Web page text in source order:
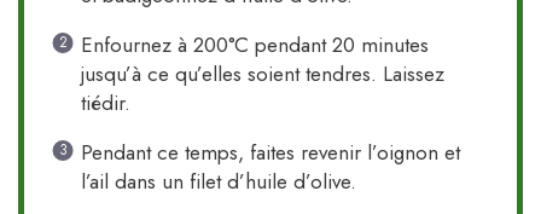
Enfournez à 200°C pendant 20 minutes
jusqu’à ce qu’elles soient tendres. Laissez
tiédir.
Pendant ce temps, faites revenir l’oignon et
l’ail dans un filet d’huile d’olive.